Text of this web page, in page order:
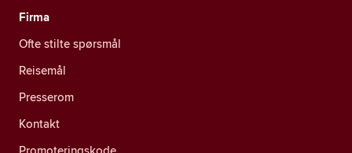
Firma
Ofte stilte spørsmål
Reisemål
Presserom
Kontakt